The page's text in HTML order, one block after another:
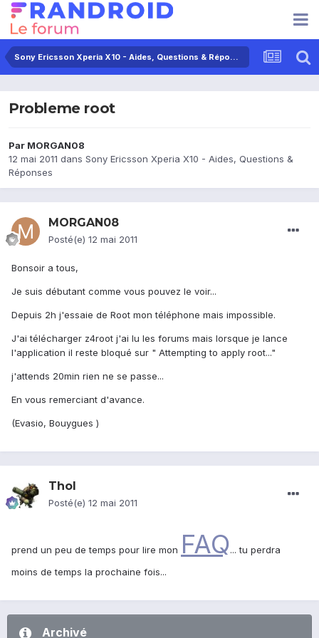
Sony Ericsson Xperia X10 - Aides, Questions & Réponses
Probleme root
Par MORGAN08
12 mai 2011 dans Sony Ericsson Xperia X10 - Aides, Questions &
Réponses
MORGAN08
Posté(e) 12 mai 2011
Bonsoir a tous,
Je suis débutant comme vous pouvez le voir...
Depuis 2h j'essaie de Root mon téléphone mais impossible.
J'ai télécharger z4root j'ai lu les forums mais lorsque je lance
l'application il reste bloqué sur " Attempting to apply root..."
j'attends 20min rien ne se passe...
En vous remerciant d'avance.
(Evasio, Bouygues )
Thol
Posté(e) 12 mai 2011
prend un peu de temps pour lire mon FAQ... tu perdra
moins de temps la prochaine fois...
Archivé